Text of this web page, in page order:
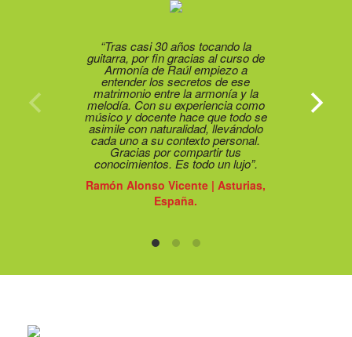
“Tras casi 30 años tocando la
guitarra, por fin gracias al curso de
Armonía de Raúl empiezo a
entender los secretos de ese
matrimonio entre la armonía y la
melodía. Con su experiencia como
músico y docente hace que todo se
asimile con naturalidad, llevándolo
cada uno a su contexto personal.
Gracias por compartir tus
conocimientos. Es todo un lujo”.
Ramón Alonso Vicente | Asturias,
España.